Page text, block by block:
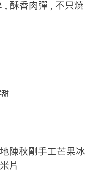
, 酥香肉彈 , 不只燒
甜
陳秋剛手工芒果冰
片